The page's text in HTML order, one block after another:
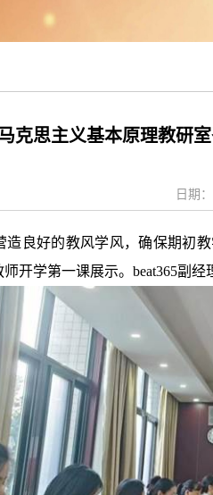
克思主义基本原理教研
日期
造良好的教风学风，确保期初教
开学第一课展示。beat365副